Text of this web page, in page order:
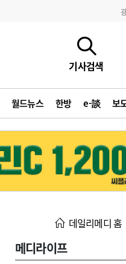
기사검색
월드뉴스 한방 e-談 보
지침·기준·평가데일리메디 홈
메디라이프